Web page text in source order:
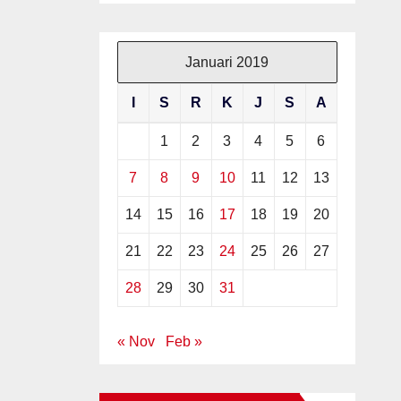
Januari 2019
S R K J S A
1 2 3 4 5 6
7 8 9 10 11 12 13
14 15 16 17 18 19 20
21 22 23 24 25 26 27
28 29 30 31
« Nov Feb »